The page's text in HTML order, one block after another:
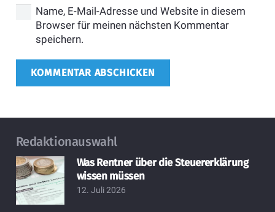
Name, E-Mail-Adresse und Website in diesem
Browser für meinen nächsten Kommentar
speichern.
KOMMENTAR ABSCHICKEN
Redaktionauswahl
Was Rentner über die Steuererklärung
wissen müssen
12. Juli 2026